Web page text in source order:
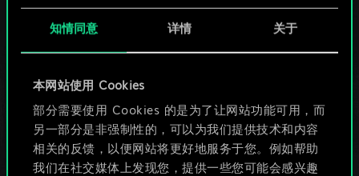
知情同意 详情 关于
本网站使用 Cookies
部分需要使用 Cookies 的是为了让网站功能可用，而
另一部分是非强制性的，可以为我们提供技术和内容
相关的反馈，以便网站将更好地服务于您。例如帮助
我们在社交媒体上发现您，提供一些您可能会感兴趣
保持联络